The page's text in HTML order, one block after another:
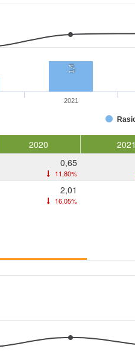
1,4
2021
2020 2021
0,65
11,80%
2,01
16,05%